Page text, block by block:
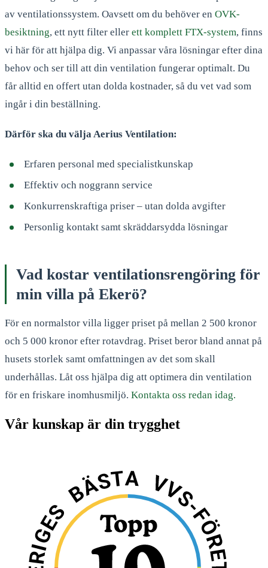
av ventilationssystem. Oavsett om du behöver en OVK-
besiktning, ett nytt filter eller ett komplett FTX-system, finns
vi här för att hjälpa dig. Vi anpassar våra lösningar efter dina
behov och ser till att din ventilation fungerar optimalt. Du
får alltid en offert utan dolda kostnader, så du vet vad som
ingår i din beställning.
Därför ska du välja Aerius Ventilation:
Erfaren personal med specialistkunskap
Effektiv och noggrann service
Konkurrenskraftiga priser – utan dolda avgifter
Personlig kontakt samt skräddarsydda lösningar
Vad kostar ventilationsrengöring för
min villa på Ekerö?
För en normalstor villa ligger priset på mellan 2 500 kronor
och 5 000 kronor efter rotavdrag. Priset beror bland annat på
husets storlek samt omfattningen av det som skall
underhållas. Låt oss hjälpa dig att optimera din ventilation
för en friskare inomhusmiljö. Kontakta oss redan idag.
Vår kunskap är din trygghet